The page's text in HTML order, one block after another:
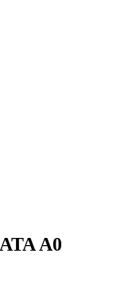
A0